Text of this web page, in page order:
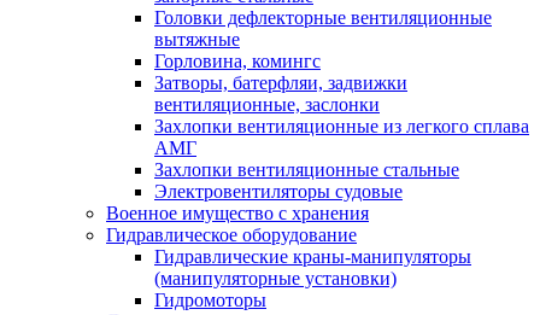
Головки дефлекторные вентиляционные
вытяжные
Горловина, комингс
Затворы, батерфляи, задвижки
вентиляционные, заслонки
Захлопки вентиляционные из легкого сплава
АМГ
Захлопки вентиляционные стальные
Электровентиляторы судовые
Военное имущество с хранения
Гидравлическое оборудование
Гидравлические краны-манипуляторы
(манипуляторные установки)
Гидромоторы